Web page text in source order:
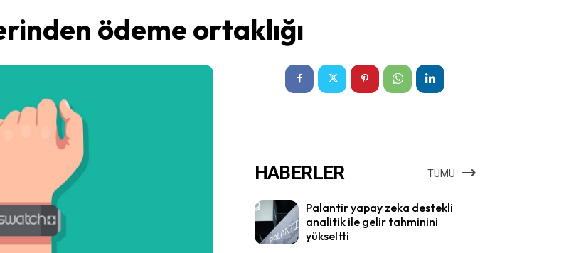
ödeme ortaklığı
HABERLER TÜMÜ
Palantir yapay zeka destekli
analitik ile gelir tahminini
yükseltti